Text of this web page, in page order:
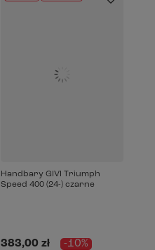
Handbary GIVI Triumph
Speed 400 (24-) czarne
383,00 zł -10%